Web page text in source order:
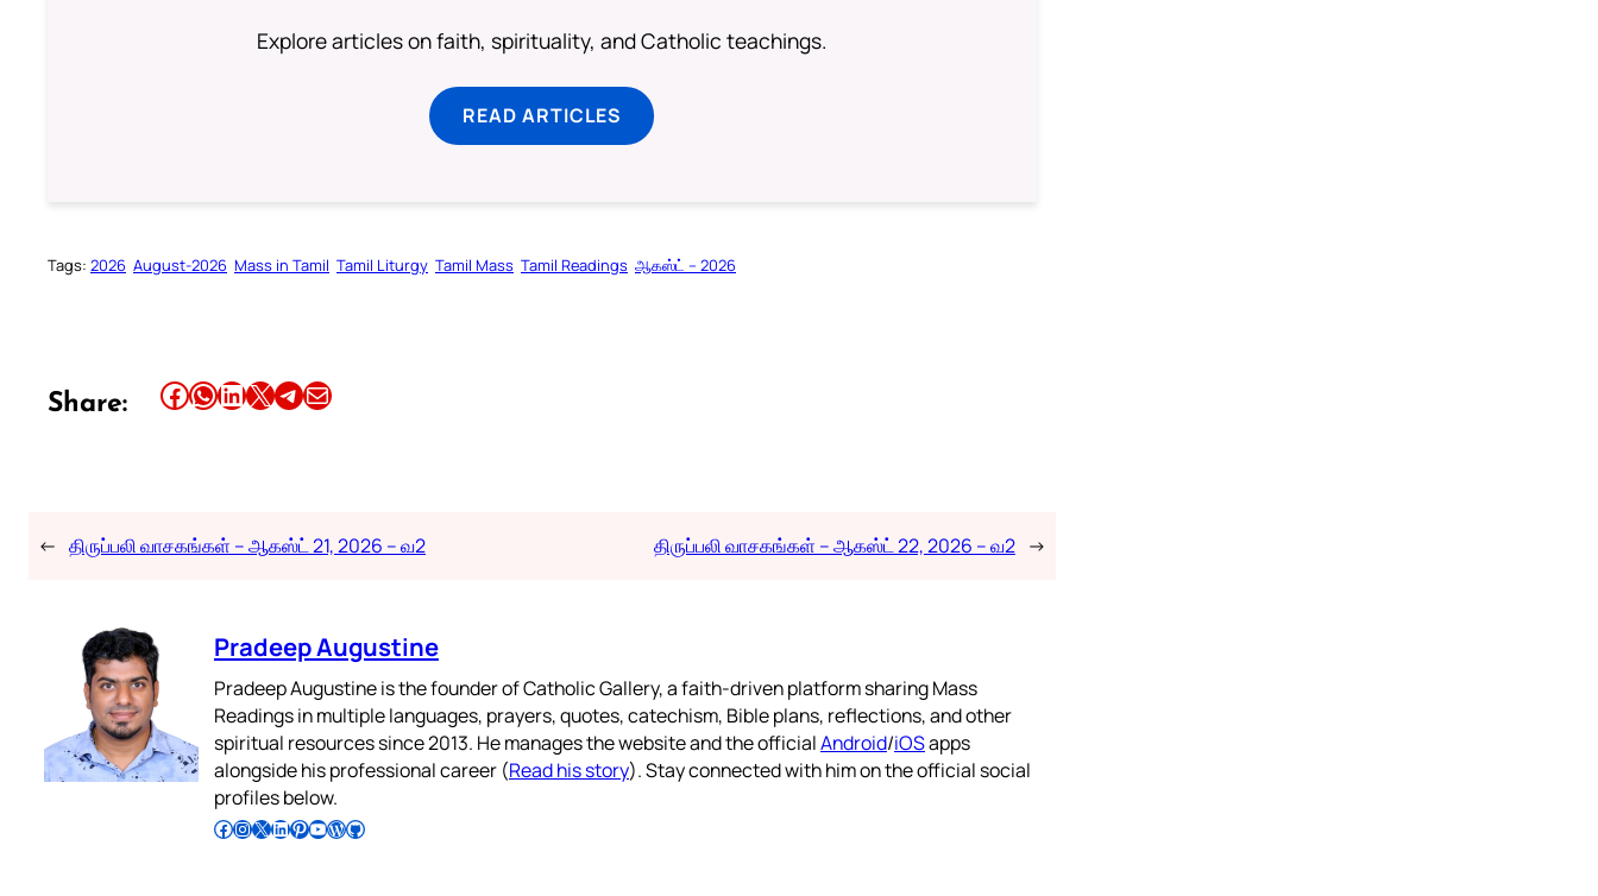
Explore articles on faith, spirituality, and Catholic teachings.
READ ARTICLES
Tags: 2026 August-2026 Mass in Tamil Tamil Liturgy Tamil Mass Tamil Readings ஆகஸ்ட் – 2026
Share: Share this article on Facebook Share this article on WhatsApp Share this article on LinkedIn Share this article on X Share this article on TelegramEmail this Article
← திருப்பலி வாசகங்கள் – ஆகஸ்ட் 21, 2026 – வ2 திருப்பலி வாசகங்கள் – ஆகஸ்ட் 22, 2026 – வ2 →
Pradeep Augustine
Pradeep Augustine is the founder of Catholic Gallery, a faith-driven platform sharing Mass
Readings in multiple languages, prayers, quotes, catechism, Bible plans, reflections, and other
spiritual resources since 2013. He manages the website and the officialAndroid/iOSapps
alongside his professional career (Read his story). Stay connected with him on the official social
profiles below.
Follow Pradeep on Facebook Follow Pradeep on InstagramFollow Pradeep on X Follow Pradeep on LinkedIn Follow Pradeep on Pinterest Subscribe to Pradeep’s Youtube Channel Follow Pradeep on WordPress Follow Pradeep on GitHub